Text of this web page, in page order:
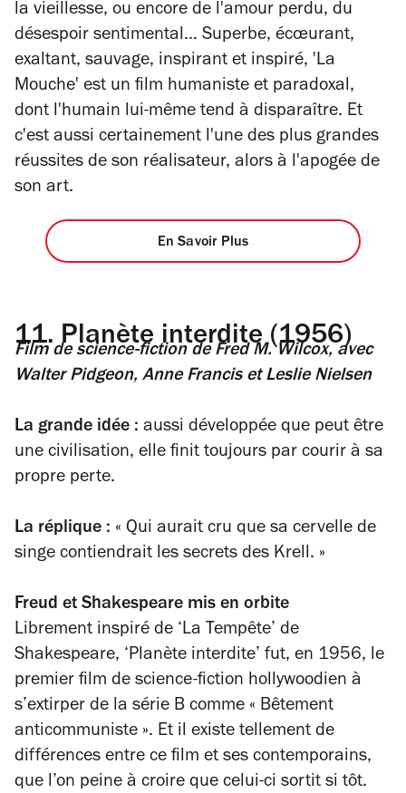
la vieillesse, ou encore de l'amour perdu, du
désespoir sentimental… Superbe, écœurant,
exaltant, sauvage, inspirant et inspiré, 'La
Mouche' est un film humaniste et paradoxal,
dont l'humain lui-même tend à disparaître. Et
c'est aussi certainement l'une des plus grandes
réussites de son réalisateur, alors à l'apogée de
son art.
En Savoir Plus
11.Planète interdite (1956)
Film de science-fiction de Fred M. Wilcox, avec
Walter Pidgeon, Anne Francis et Leslie Nielsen
La grande idée : aussi développée que peut être
une civilisation, elle finit toujours par courir à sa
propre perte.
La réplique : « Qui aurait cru que sa cervelle de
singe contiendrait les secrets des Krell. »
Freud et Shakespeare mis en orbite
Librement inspiré de ‘La Tempête’ de
Shakespeare, ‘Planète interdite’ fut, en 1956, le
premier film de science-fiction hollywoodien à
s’extirper de la série B comme « Bêtement
anticommuniste ». Et il existe tellement de
différences entre ce film et ses contemporains,
que l’on peine à croire que celui-ci sortit si tôt.